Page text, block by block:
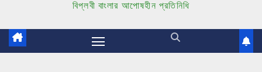
n
বিপ্লবী বাংলার আপোষহীন প্রতিনিধি